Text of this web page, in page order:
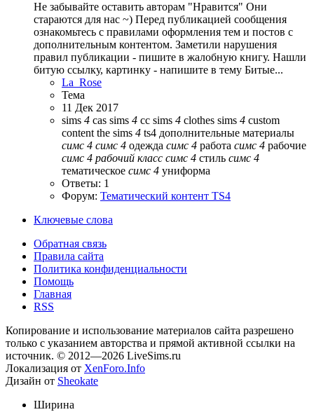
Не забывайте оставить авторам "Нравится" Они
стараются для нас ~) Перед публикацией сообщения
ознакомьтесь с правилами оформления тем и постов с
дополнительным контентом. Заметили нарушения
правил публикации - пишите в жалобную книгу. Нашли
битую ссылку, картинку - напишите в тему Битые...
La_Rose
Тема
11 Дек 2017
sims 4 cas sims 4 cc sims 4 clothes sims 4 custom
content the sims 4 ts4 дополнительные материалы
симс 4 симс 4 одежда симс 4 работа симс 4 рабочие
симс 4 рабочий класс симс 4 стиль симс 4
тематическое симс 4 униформа
Ответы: 1
Форум: Тематический контент TS4
Ключевые слова
Обратная связь
Правила сайта
Политика конфиденциальности
Помощь
Главная
RSS
Копирование и использование материалов сайта разрешено
только с указанием авторства и прямой активной ссылки на
источник. © 2012—2026 LiveSims.ru
Локализация от XenForo.Info
Дизайн от Sheokate
Ширина